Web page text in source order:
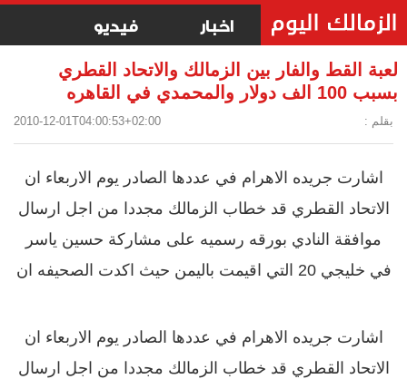
اخبار فيديو
لعبة القط والفار بين الزمالك والاتحاد القطري
بسبب 100 الف دولار والمحمدي في القاهره
بقلم : 2010-12-01T04:00:53+02:00
اشارت جريده الاهرام في عددها الصادر يوم الاربعاء ان
الاتحاد القطري قد خطاب الزمالك مجددا من اجل ارسال
موافقة النادي بورقه رسميه على مشاركة حسين ياسر
في خليجي 20 التي اقيمت باليمن حيث اكدت الصحيفه ان
اشارت جريده الاهرام في عددها الصادر يوم الاربعاء ان
الاتحاد القطري قد خطاب الزمالك مجددا من اجل ارسال